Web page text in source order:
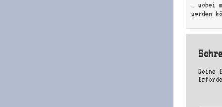
… wobei
werden
Deine